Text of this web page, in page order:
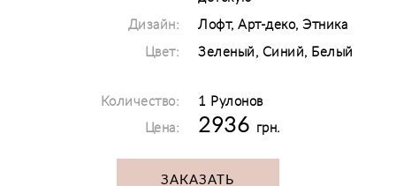
Дизайн: Лофт, Арт-деко, Этника
Цвет: Зеленый, Синий, Белый
Количество:
1 Рулонов
Цена:
2936 грн.
ЗАКАЗАТЬ